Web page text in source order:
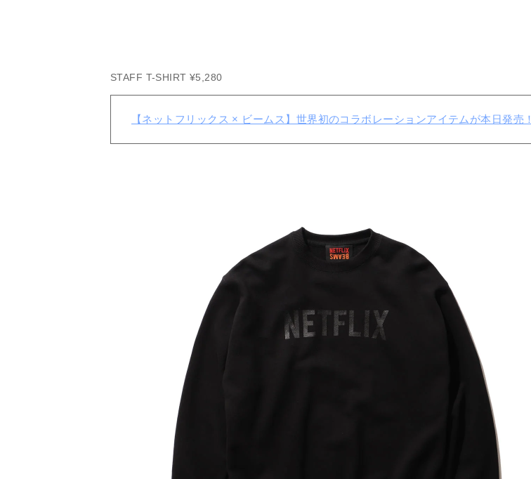
STAFF T-SHIRT ¥5,280
【ネットフリックス × ビームス】世界初のコラボレーションアイテムが本日発売！